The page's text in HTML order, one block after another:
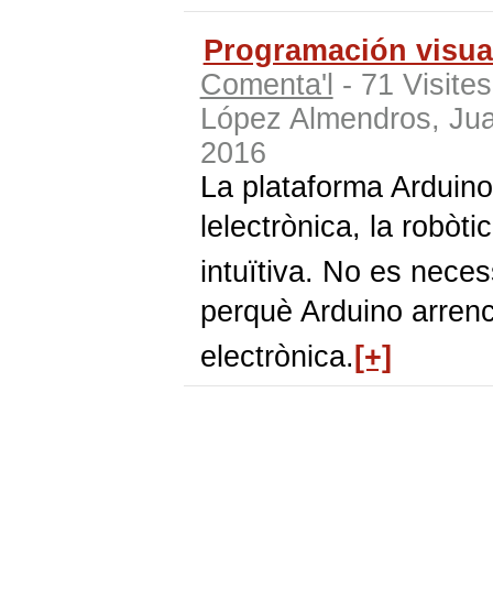
Programación
Comenta'l - 71
López Almendros,
2016
La plataforma
lelectrònica, la
intuïtiva. No es
perquè Arduino
electrònica. [+]